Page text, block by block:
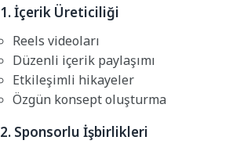
1. İçerik Üreticiliği
Reels videoları
Düzenli içerik paylaşımı
Etkileşimli hikayeler
Özgün konsept oluşturma
2. Sponsorlu İşbirlikleri